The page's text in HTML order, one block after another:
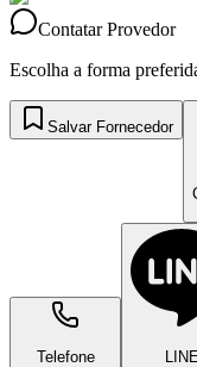
Contatar Provedor
Escolha a forma
Salvar Fornecedor
Telefone
LINE